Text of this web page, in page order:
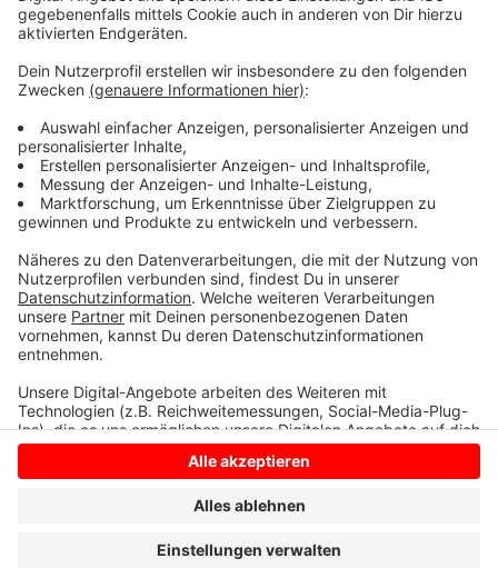
Marbeck heute Abend (27.04.) überreicht. Auf Platz
zwei bekommt der Trägerverein der Landesburg
Nienborg 3.000 Euro und auf Platz drei wird der
Heimat- und Altertumsverein Vredener Lande mit
2.000 Euro geehrt. Der Heimat-Preis geht an Projekte
und Aktivitäten, die Menschen für lokale und regionale
Besonderheiten begeistern.
Anzeige
Anzeige